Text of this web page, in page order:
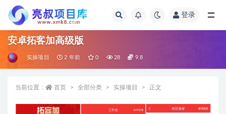
登录
安卓拓客加高级版
实操项目 2 年前 0 28 9.8
当前位置： 首页 全部分类 实操项目 正文